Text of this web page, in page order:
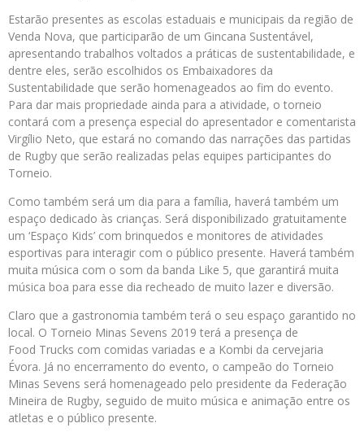
Estarão presentes as escolas estaduais e municipais da região de
Venda Nova, que participarão de um Gincana Sustentável,
apresentando trabalhos voltados a práticas de sustentabilidade, e
dentre eles, serão escolhidos os Embaixadores da
Sustentabilidade que serão homenageados ao fim do evento.
Para dar mais propriedade ainda para a atividade, o torneio
contará com a presença especial do apresentador e comentarista
Virgílio Neto, que estará no comando das narrações das partidas
de Rugby que serão realizadas pelas equipes participantes do
Torneio.
Como também será um dia para a família, haverá também um
espaço dedicado às crianças. Será disponibilizado gratuitamente
um ‘Espaço Kids’ com brinquedos e monitores de atividades
esportivas para interagir com o público presente. Haverá também
muita música com o som da banda Like 5, que garantirá muita
música boa para esse dia recheado de muito lazer e diversão.
Claro que a gastronomia também terá o seu espaço garantido no
local. O Torneio Minas Sevens 2019 terá a presença de
Food Trucks com comidas variadas e a Kombi da cervejaria
Évora. Já no encerramento do evento, o campeão do Torneio
Minas Sevens será homenageado pelo presidente da Federação
Mineira de Rugby, seguido de muito música e animação entre os
atletas e o público presente.